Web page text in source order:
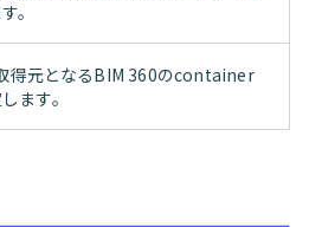
。
得元となるBIM 360のcontainer
ます。